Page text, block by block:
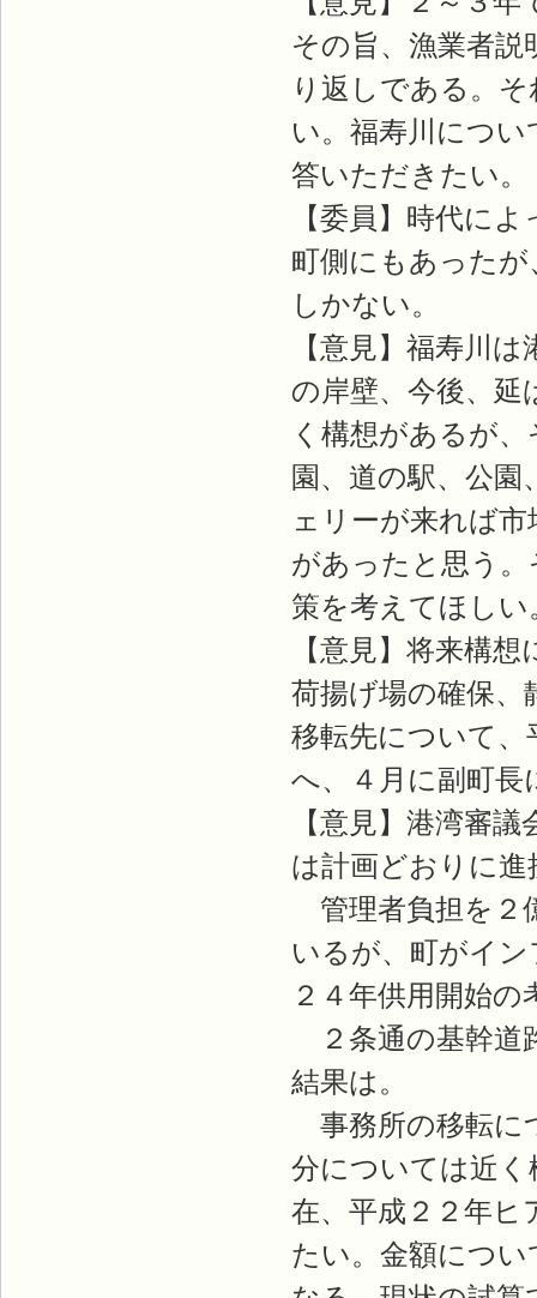
その旨、漁業者
り返しである。
い。福寿川につ
答いただきたい。
【委員】時代に
町側にもあった
しかない。
【意見】福寿川
の岸壁、今後、
く構想があるが
園、道の駅、公
ェリーが来れば
があったと思う
策を考えてほしい
【意見】将来構
荷揚げ場の確保、
移転先について、
へ、４月に副町長
【意見】港湾審
は計画どおりに
管理者負担を２
いるが、町がイ
２４年供用開始
２条通の基幹道
結果は。
事務所の移転に
分については近
在、平成２２年ヒ
たい。金額につ